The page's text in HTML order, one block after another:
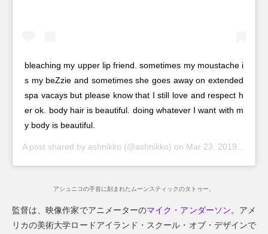
bleaching my upper lip friend. sometimes my moustache i
s my beZzie and sometimes she goes away on extended
spa vacays but please know that I still love and respect h
er ok. body hair is beautiful. doing whatever I want with m
y body is beautiful.
A post shared by ashnikko (@ashnikko) on Mar 23, 2019 at 9:39am PDT
アシュニコの手首に刻まれたムーンスティックのタトゥー。
監督は、映像作家でアニメーターのマイク・アンダーソン。アメ
リカの美術大学ロードアイランド・スクール・オブ・デザインで